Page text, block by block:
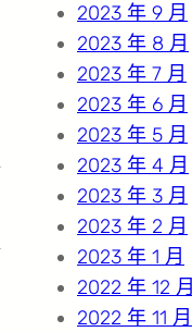
2023 年 9 月
2023 年 8 月
2023 年 7 月
2023 年 6 月
2023 年 5 月
2023 年 4 月
2023 年 3 月
2023 年 2 月
2023 年 1 月
2022 年 12 月
2022 年 11 月